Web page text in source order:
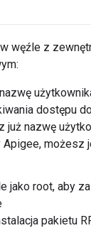
węźle z
dostępu
już nazwę
możesz
jako root, aby
pakietu